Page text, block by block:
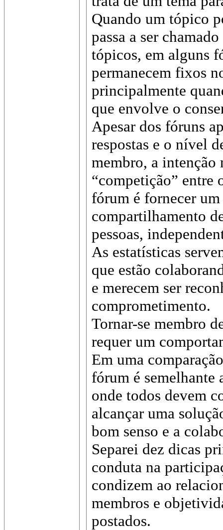
Quando um tópico
passa a ser
tópicos, em alguns
permanecem fixos
principalmente
que envolve o
Apesar dos fóruns
respostas e o nível
membro, a intenção
“competição” entre
fórum é fornecer
compartilhamento
pessoas,
As estatísticas
que estão
e merecem ser
comprometimento.
Tornar-se membro
requer um
Em uma
fórum é semelhante
onde todos devem
alcançar uma
bom senso e a
Separei dez dicas
conduta na
condizem ao
membros e
postados.